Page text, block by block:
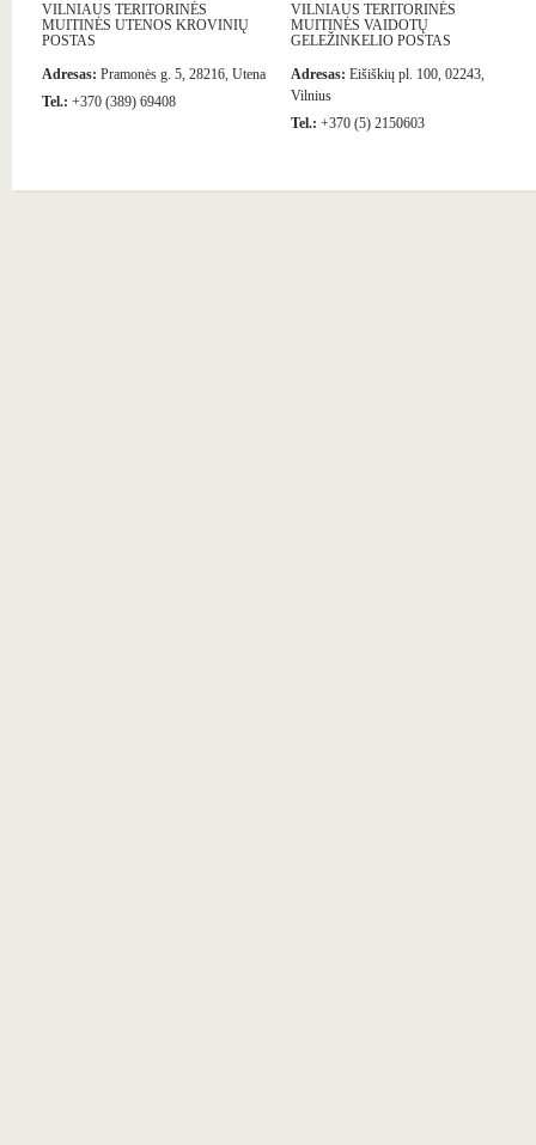
VILNIAUS TERITORINĖS
MUITINĖS UTENOS KROVINIŲ
POSTAS
Adresas: Pramonės g. 5, 28216, Utena
Tel.: +370 (389) 69408
VILNIAUS TERITORINĖS
MUITINĖS VAIDOTŲ
GELEŽINKELIO POSTAS
Adresas: Eišiškių pl. 100, 02243,
Vilnius
Tel.: +370 (5) 2150603